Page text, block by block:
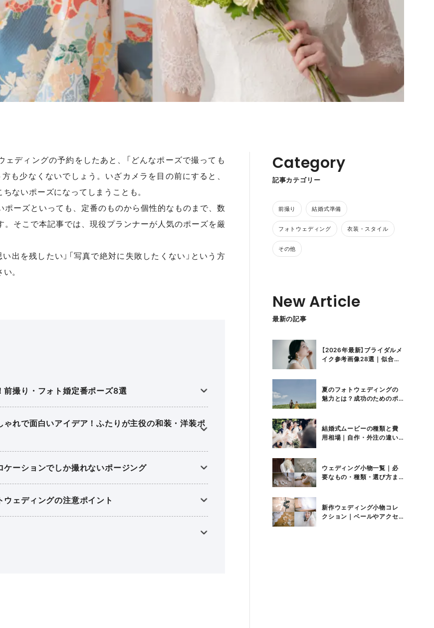
ェディングの予約をしたあと、「どんなポーズで撮っても
方も少なくないでしょう。いざカメラを目の前にすると、
ないポーズになってしまうことも。
ポーズといっても、定番のものから個性的なものまで、数
。そこで本記事では、現役プランナーが人気のポーズを厳
出を残したい」「写真で絶対に失敗したくない」という方
。
前撮り・フォト婚定番ポーズ8選
ゃれで面白いアイデア！ふたりが主役の和装・洋装ポ
ーションでしか撮れないポージング
ェディングの注意ポイント
Category
記事カテゴリー
前撮り 結婚式準備
フォトウェディング 衣装・スタイル
その他
New Article
最新の記事
【2026年最新】ブライダルメ
イク参考画像28選｜似合う
夏のフォトウェディングの
魅力とは？成功のためのポ
結婚式ムービーの種類と費
用相場｜自作・外注の違い
ウェディング小物一覧｜必
要なもの・種類・選び方ま
新作ウェディング小物コレ
クション｜ベールやアクセ